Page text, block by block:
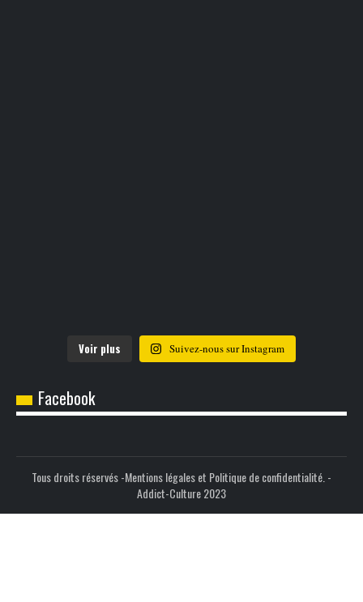
Voir plus Suivez-nous sur Instagram
Facebook
Tous droits réservés -Mentions légales et Politique de confidentialité. -
Addict-Culture 2023